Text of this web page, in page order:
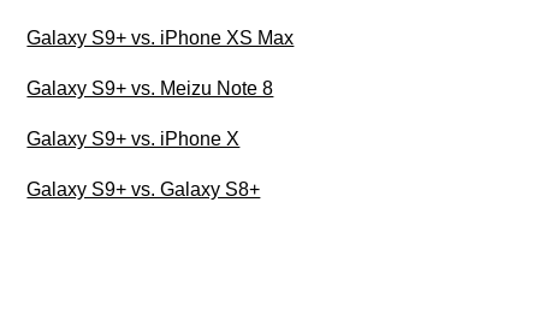
Galaxy S9+ vs. iPhone XS Max
Galaxy S9+ vs. Meizu Note 8
Galaxy S9+ vs. iPhone X
Galaxy S9+ vs. Galaxy S8+